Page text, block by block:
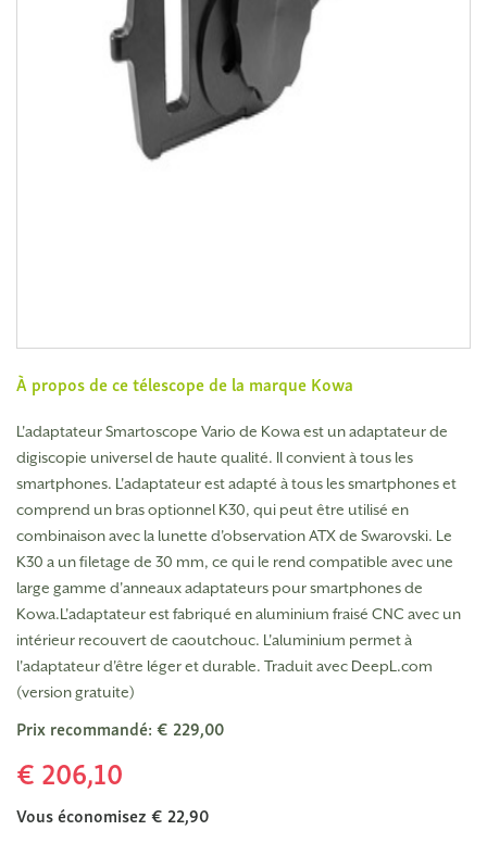
À propos de ce télescope de la marqueKowa
L'adaptateur Smartoscope Vario de Kowa est un adaptateur de
digiscopie universel de haute qualité. Il convient à tous les
smartphones. L'adaptateur est adapté à tous les smartphones et
comprend un bras optionnel K30, qui peut être utilisé en
combinaison avec la lunette d'observation ATX de Swarovski. Le
K30 a un filetage de 30 mm, ce qui le rend compatible avec une
large gamme d'anneaux adaptateurs pour smartphones de
Kowa.L'adaptateur est fabriqué en aluminium fraisé CNC avec un
intérieur recouvert de caoutchouc. L'aluminium permet à
l'adaptateur d'être léger et durable. Traduit avec DeepL.com
(version gratuite)
Prix recommandé: € 229,00
€ 206,10
Vous économisez € 22,90